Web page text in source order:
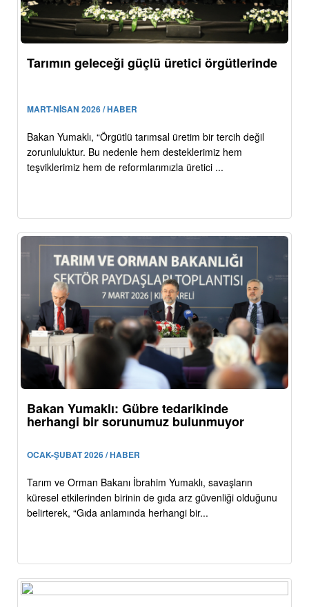
Tarımın geleceği güçlü üretici örgütlerinde
MART-NİSAN 2026 / HABER
Bakan Yumaklı, “Örgütlü tarımsal üretim bir tercih değil
zorunluluktur. Bu nedenle hem desteklerimiz hem
teşviklerimiz hem de reformlarımızla üretici ...
Bakan Yumaklı: Gübre tedarikinde
herhangi bir sorunumuz bulunmuyor
OCAK-ŞUBAT 2026 / HABER
Tarım ve Orman Bakanı İbrahim Yumaklı, savaşların
küresel etkilerinden birinin de gıda arz güvenliği olduğunu
belirterek, “Gıda anlamında herhangi bir...